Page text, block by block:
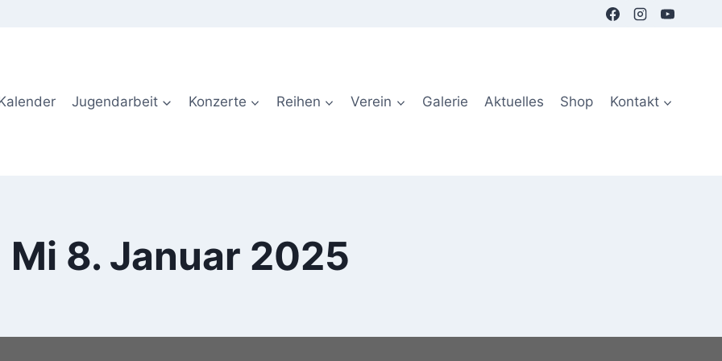
Jugendarbeit Konzerte Reihen Verein Galerie Aktuelles Shop Kontakt
Mi 8. Januar 2025